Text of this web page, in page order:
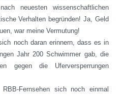
neuesten wissenschaftlichen
Verhalten begründen! Ja, Geld
war meine Vermutung!
noch daran erinnern, dass es in
Jahr 200 Schwimmer gab, die
gegen die Uferversperrungen
Fernsehen sich noch einmal